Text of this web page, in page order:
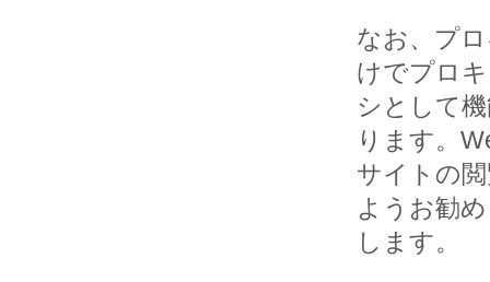
なお、プ
けでプロキ
シとして
ります。
サイトの
ようお勧め
します。